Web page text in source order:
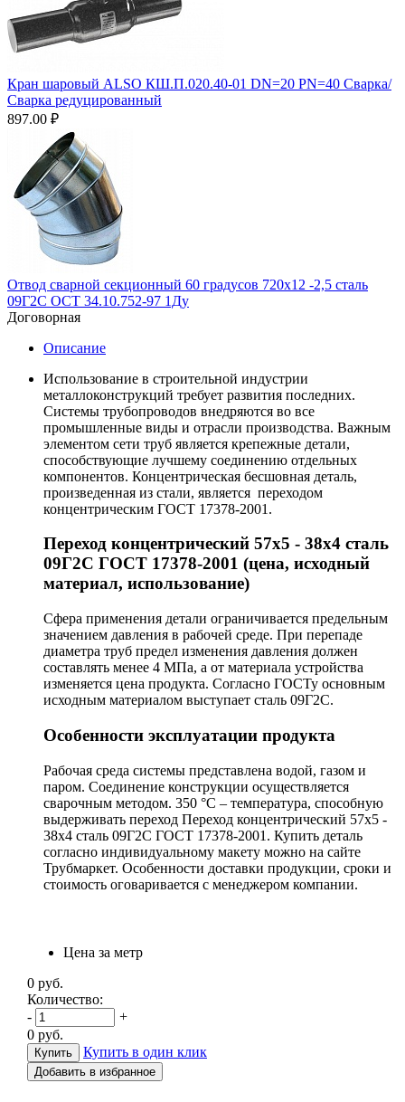
Кран шаровый ALSO КШ.П.020.40-01 DN=20 PN=40 Сварка/
Сварка редуцированный
897.00 ₽
Отвод сварной секционный 60 градусов 720х12 -2,5 сталь
09Г2С ОСТ 34.10.752-97 1Ду
Договорная
Описание
Использование в строительной индустрии
металлоконструкций требует развития последних.
Системы трубопроводов внедряются во все
промышленные виды и отрасли производства. Важным
элементом сети труб является крепежные детали,
способствующие лучшему соединению отдельных
компонентов. Концентрическая бесшовная деталь,
произведенная из стали, является переходом
концентрическим ГОСТ 17378-2001.
Переход концентрический 57х5 - 38х4 сталь
09Г2С ГОСТ 17378-2001 (цена, исходный
материал, использование)
Сфера применения детали ограничивается предельным
значением давления в рабочей среде. При перепаде
диаметра труб предел изменения давления должен
составлять менее 4 МПа, а от материала устройства
изменяется цена продукта. Согласно ГОСТу основным
исходным материалом выступает сталь 09Г2С.
Особенности эксплуатации продукта
Рабочая среда системы представлена водой, газом и
паром. Соединение конструкции осуществляется
сварочным методом. 350 °С – температура, способную
выдерживать переход Переход концентрический 57х5 -
38х4 сталь 09Г2С ГОСТ 17378-2001. Купить деталь
согласно индивидуальному макету можно на сайте
Трубмаркет. Особенности доставки продукции, сроки и
стоимость оговаривается с менеджером компании.
Цена за метр
0 руб.
Количество:
-
+
0 руб.
Купить в один клик
Добавить в избранное